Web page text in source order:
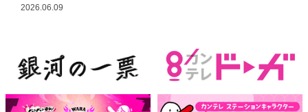
2026.06.09